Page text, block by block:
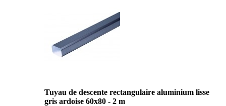
Tuyau de descente rectangulaire aluminium lisse
gris ardoise 60x80 - 2 m